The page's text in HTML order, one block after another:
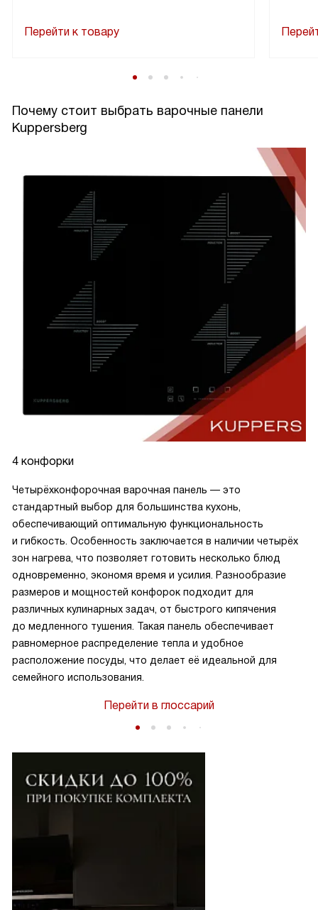
Перейти к товару
Почему стоит выбрать варочные панели
Kuppersberg
4 конфорки
Четырёхконфорочная варочная панель — это
стандартный выбор для большинства кухонь,
обеспечивающий оптимальную функциональность
и гибкость. Особенность заключается в наличии четырёх
зон нагрева, что позволяет готовить несколько блюд
одновременно, экономя время и усилия. Разнообразие
размеров и мощностей конфорок подходит для
различных кулинарных задач, от быстрого кипячения
до медленного тушения. Такая панель обеспечивает
равномерное распределение тепла и удобное
расположение посуды, что делает её идеальной для
семейного использования.
Перейти в глоссарий